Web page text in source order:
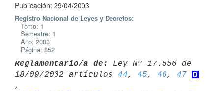
Publicación: 29/04/2003
Registro Nacional de Leyes y Decretos:
Tomo: 1
Semestre: 1
Año: 2003
Página: 852
Reglamentario/a de:
Ley Nº 17.556 de
18/09/2002 artículos 44, 45, 46, 47